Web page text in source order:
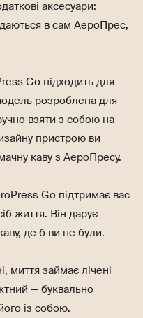
аксесуари:
в сам АероПрес,
Go підходить для
розроблена для
взяти з собою на
пристрою ви
каву з АероПресу.
Go підтримає вас
життя. Він дарує
де б ви не були.
миття займає лічені
— буквально
із собою.